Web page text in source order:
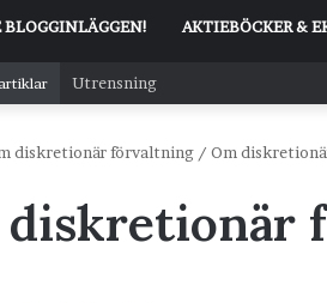
BLOGGINLÄGGEN! AKTIEBÖCKER &
Utrensning
diskretionär förvaltning / Om
diskretionär